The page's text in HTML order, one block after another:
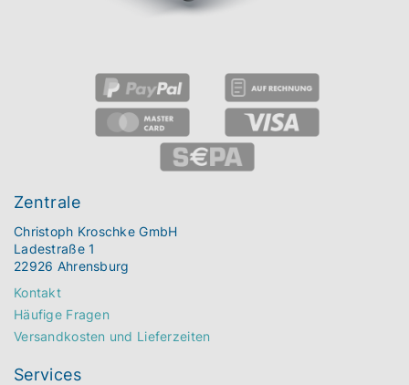
Zentrale
Christoph Kroschke GmbH
Ladestraße 1
22926 Ahrensburg
Kontakt
Häufige Fragen
Versandkosten und Lieferzeiten
Services